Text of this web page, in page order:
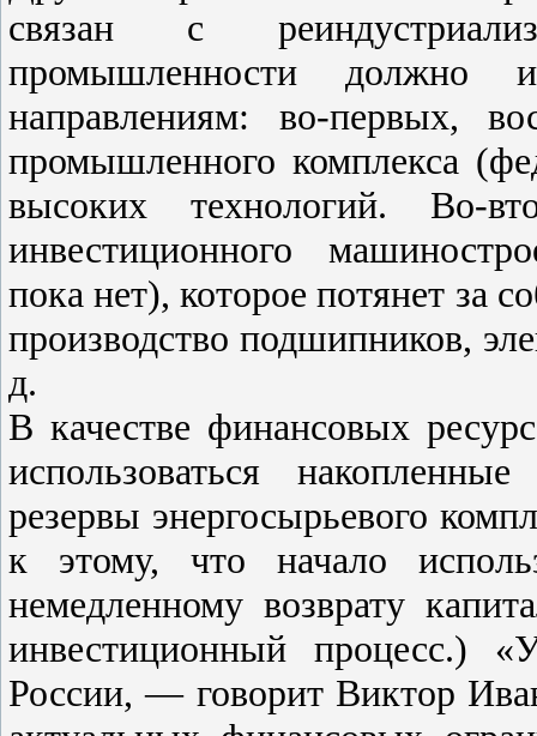
связан с
промышленности
направлениям: во-первых,
промышленного комплекса
высоких технологий. Во-
инвестиционного
пока нет), которое потянет за
производство подшипников,
д.
В качестве финансовых
использоваться
резервы энергосырьевого
к этому, что начало
немедленному возврату
инвестиционный процесс.)
России, — говорит Виктор